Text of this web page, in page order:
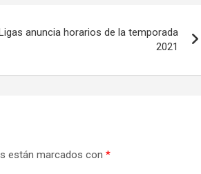
anuncia horarios de la temporada
2021
están marcados con *